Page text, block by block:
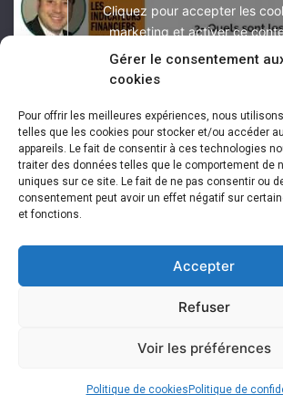
Gérer le consentement
cookies
Pour offrir les meilleures expériences, nous
telles que les cookies pour stocker et/ou accéder
appareils. Le fait de consentir à ces technologies
traiter des données telles que le comportement de
uniques sur ce site. Le fait de ne pas consentir ou
consentement peut avoir un effet négatif sur
et fonctions.
Accepter
Refuser
Voir les préférences
Politique de cookies Politique de
Cliquez pour accepter les
marketing et activer ce